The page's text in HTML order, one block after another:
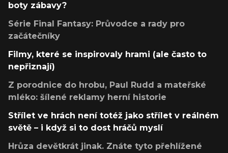
boty zábavy?
Série Final Fantasy: Průvodce a rady pro
začátečníky
Filmy, které se inspirovaly hrami (ale často to
nepřiznají)
Z porodnice do hrobu, Paul Rudd a mateřské
mléko: šílené reklamy herní historie
Střílet ve hrách není totéž jako střílet v reálném
světě – i když si to dost hráčů myslí
Hrůza devětkrát jinak. Znáte tyto přehlížené